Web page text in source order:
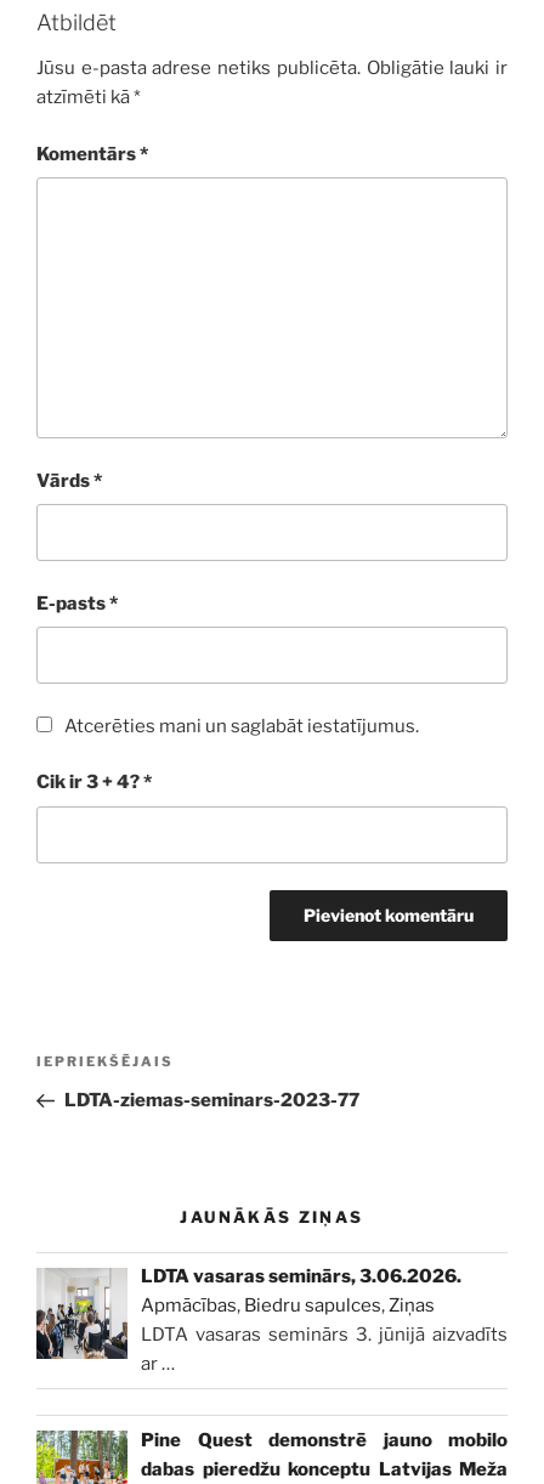
Atbildēt
Jūsu e-pasta adrese netiks publicēta. Obligātie lauki ir
atzīmēti kā*
Komentārs*
Vārds*
E-pasts*
Atcerēties mani un saglabāt iestatījumus.
Cik ir 3 + 4?*
Iepriekšējā
ziņa:
IEPRIEKŠĒJAIS
LDTA-ziemas-seminars-2023-77
JAUNĀKĀS ZIŅAS
LDTA vasaras seminārs, 3.06.2026.
Apmācības, Biedru sapulces,Ziņas
LDTA vasaras seminārs 3. jūnijā aizvadīts
ar…
Pine Quest demonstrē jauno mobilo
dabas pieredžu konceptu Latvijas Meža